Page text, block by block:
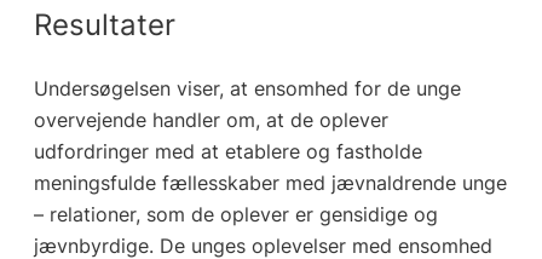
Resultater
Undersøgelsen viser, at ensomhed for de unge
overvejende handler om, at de oplever
udfordringer med at etablere og fastholde
meningsfulde fællesskaber med jævnaldrende unge
– relationer, som de oplever er gensidige og
jævnbyrdige. De unges oplevelser med ensomhed